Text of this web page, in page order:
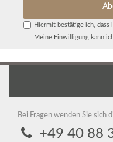
Hiermit bestätige ich, dass
Meine Einwilligung kann
Bei Fragen wenden Sie sich
+49 40 88